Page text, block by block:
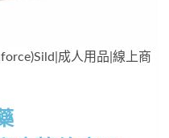
成人用品|線上商